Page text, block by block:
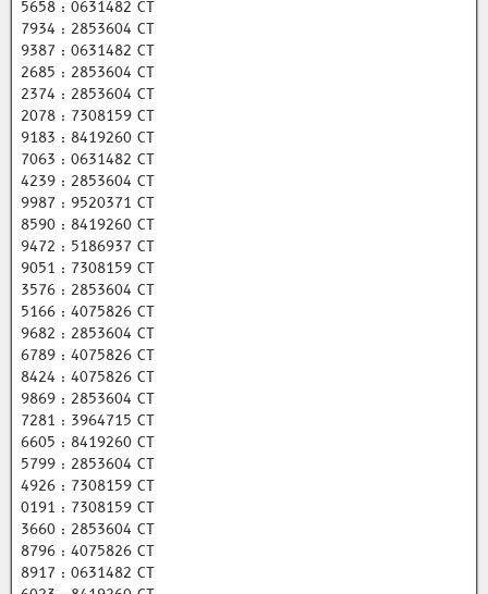
5658 : 0631482 CT
7934 : 2853604 CT
9387 : 0631482 CT
2685 : 2853604 CT
2374 : 2853604 CT
2078 : 7308159 CT
9183 : 8419260 CT
7063 : 0631482 CT
4239 : 2853604 CT
9987 : 9520371 CT
8590 : 8419260 CT
9472 : 5186937 CT
9051 : 7308159 CT
3576 : 2853604 CT
5166 : 4075826 CT
9682 : 2853604 CT
6789 : 4075826 CT
8424 : 4075826 CT
9869 : 2853604 CT
7281 : 3964715 CT
6605 : 8419260 CT
5799 : 2853604 CT
4926 : 7308159 CT
0191 : 7308159 CT
3660 : 2853604 CT
8796 : 4075826 CT
8917 : 0631482 CT